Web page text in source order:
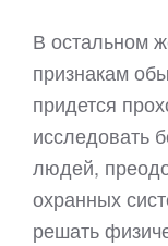
В остальном
признакам
придется
исследовать
людей,
охранных
решать